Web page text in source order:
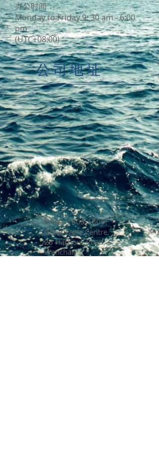
办公时间：
Monday to Friday 9: 30 am - 6:00
pm​
(UTC+08:00)
公司地址
Room1803-1805,
Great Eagle Centre,
23 Harbour Road,
Wanchai,